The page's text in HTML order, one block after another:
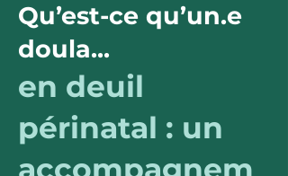
Qu’est-ce qu’un.e
doula...
en deuil
périnatal : un
accompagnem